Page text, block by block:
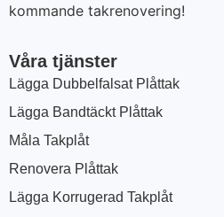
kommande takrenovering!
Våra tjänster
Lägga Dubbelfalsat Plåttak
Lägga Bandtäckt Plåttak
Måla Takplåt
Renovera Plåttak
Lägga Korrugerad Takplåt